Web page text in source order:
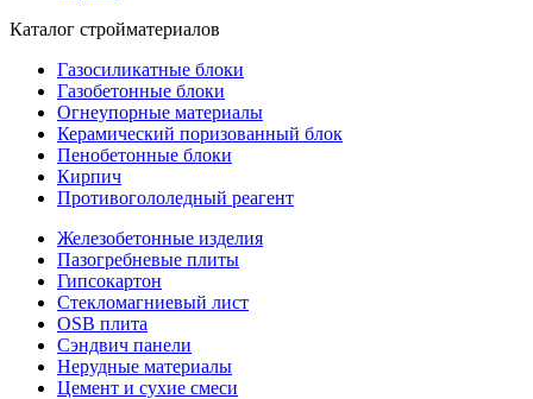
Каталог стройматериалов
Газосиликатные блоки
Газобетонные блоки
Огнеупорные материалы
Керамический поризованный блок
Пенобетонные блоки
Кирпич
Противогололедный реагент
Железобетонные изделия
Пазогребневые плиты
Гипсокартон
Стекломагниевый лист
OSB плита
Сэндвич панели
Нерудные материалы
Цемент и сухие смеси